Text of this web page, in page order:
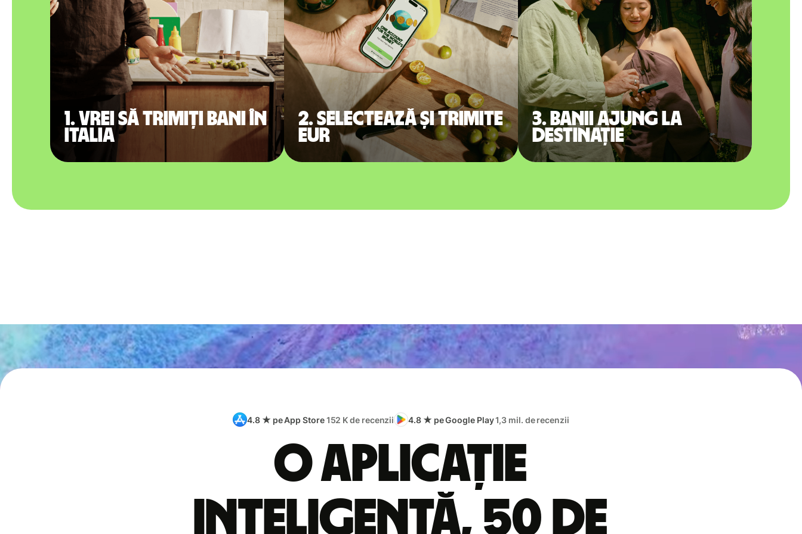
1. Vrei să trimiți bani în
Italia
2. Selectează și trimite
EUR
3. Banii ajung la
destinație
4.8 ★ pe App Store152 K de recenzii 4.8 ★ pe Google Play1,3 mil. de recenzii
O aplicație
inteligentă, 50 de